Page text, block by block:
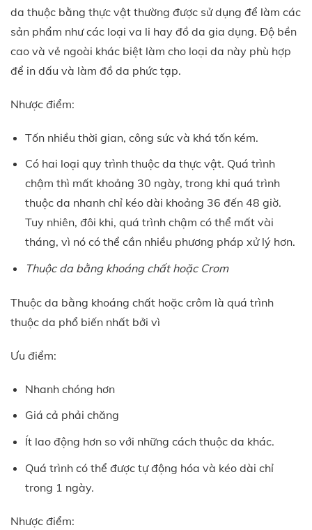
da thuộc bằng thực vật thường được sử dụng để làm các
sản phẩm như các loại va li hay đồ da gia dụng. Độ bền
cao và vẻ ngoài khác biệt làm cho loại da này phù hợp
để in dấu và làm đồ da phức tạp.
Nhược điểm:
Tốn nhiều thời gian, công sức và khá tốn kém.
Có hai loại quy trình thuộc da thực vật. Quá trình
chậm thì mất khoảng 30 ngày, trong khi quá trình
thuộc da nhanh chỉ kéo dài khoảng 36 đến 48 giờ.
Tuy nhiên, đôi khi, quá trình chậm có thể mất vài
tháng, vì nó có thể cần nhiều phương pháp xử lý hơn.
Thuộc da bằng khoáng chất hoặc Crom
Thuộc da bằng khoáng chất hoặc crôm là quá trình
thuộc da phổ biến nhất bởi vì
Ưu điểm:
Nhanh chóng hơn
Giá cả phải chăng
Ít lao động hơn so với những cách thuộc da khác.
Quá trình có thể được tự động hóa và kéo dài chỉ
trong 1 ngày.
Nhược điểm: